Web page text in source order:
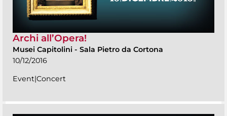
Archi all’Opera!
Musei Capitolini - Sala Pietro da Cortona
10/12/2016
Event|Concert